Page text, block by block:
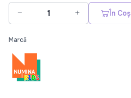
În Coș
Marcă